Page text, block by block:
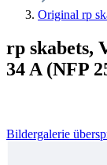
Original rp
rp skabets,
34 A (NFP
Bildergalerie